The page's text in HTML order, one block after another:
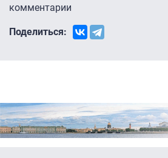
комментарии
Поделиться: